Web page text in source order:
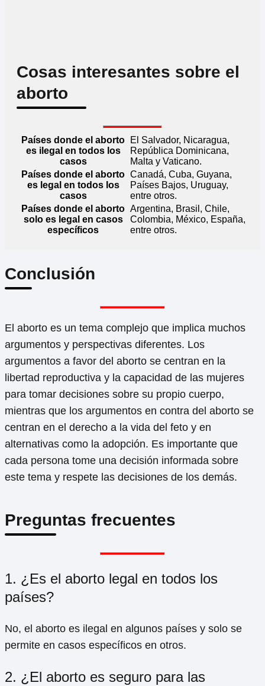
Cosas interesantes sobre el
aborto
Países donde el aborto
es ilegal en todos los
casos
El Salvador, Nicaragua,
República Dominicana,
Malta y Vaticano.
Países donde el aborto
es legal en todos los
casos
Canadá, Cuba, Guyana,
Países Bajos, Uruguay,
entre otros.
Países donde el aborto
solo es legal en casos
específicos
Argentina, Brasil, Chile,
Colombia, México, España,
entre otros.
Conclusión
El aborto es un tema complejo que implica muchos
argumentos y perspectivas diferentes. Los
argumentos a favor del aborto se centran en la
libertad reproductiva y la capacidad de las mujeres
para tomar decisiones sobre su propio cuerpo,
mientras que los argumentos en contra del aborto se
centran en el derecho a la vida del feto y en
alternativas como la adopción. Es importante que
cada persona tome una decisión informada sobre
este tema y respete las decisiones de los demás.
Preguntas frecuentes
1. ¿Es el aborto legal en todos los
países?
No, el aborto es ilegal en algunos países y solo se
permite en casos específicos en otros.
2. ¿El aborto es seguro para las